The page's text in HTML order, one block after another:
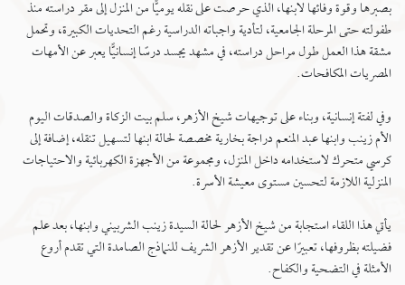
بصبرها وقوة وفائها ‏لابنها، الذي حرصت على نقله يوميًّا من المنزل إلى مقر دراسته منذ
طفولته حتى المرحلة الجامعية، لتأدية ‏واجباته الدراسية رغم التحديات الكبيرة، وتحمل
مشقة هذا العمل طول مراحل دراسته، في مشهد يجسد درسًا ‏إنسانيًّا يعبر عن الأمهات
المصريات المكافحات.‏
وفي لفتة إنسانية، وبناء على توجيهات شيخ الأزهر، سلم بيت الزكاة والصدقات اليوم
الأم زينب وابنها عبد المنعم دراجة بخارية مخصصة لحالة ابنها لتسهيل تنقله، ‏إضافة إلى
كرسي متحرك لاستخدامه داخل المنزل، ومجموعة من الأجهزة الكهربائية والاحتياجات
المنزلية اللازمة لتحسين مستوى معيشة الأسرة.‏
يأتي هذا اللقاء استجابة من شيخ الأزهر لحالة السيدة زينب الشربيني‏ وابنها، بعد علم
فضيلته بظروفها، ‏تعبيرًا عن تقدير الأزهر الشريف للنماذج الصامدة التي تقدم أروع
الأمثلة في التضحية والكفاح.‏